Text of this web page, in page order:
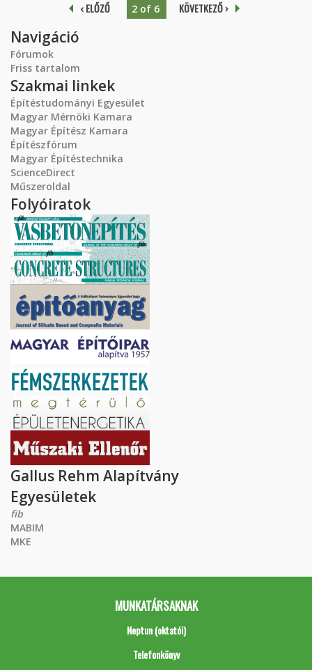
‹ ELŐZŐ 2 of 6 KÖVETKEZŐ ›
Navigáció
Fórumok
Friss tartalom
Szakmai linkek
Építéstudományi Egyesület
Magyar Mérnöki Kamara
Magyar Építész Kamara
Építészfórum
Magyar Építéstechnika
ScienceDirect
Műszeroldal
Folyóiratok
Gallus Rehm Alapítvány
Egyesületek
fib
MABIM
MKE
MUNKATÁRSAKNAK
Neptun (oktatói)
Telefonkönyv